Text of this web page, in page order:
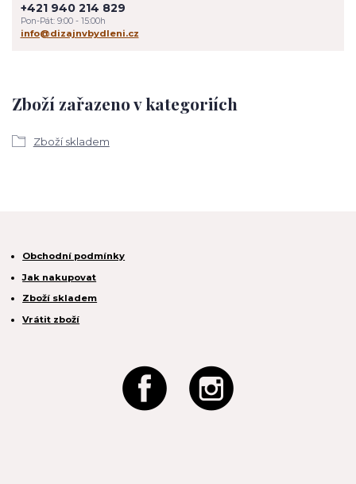
Zboží zařazeno v kategoriích
Zboží skladem
+421 940 214 829
Pon-Pát: 9:00 - 15:00h
info@dizajnvbydleni.cz
Obchodní podmínky
Jak nakupovat
Zboží skladem
Vrátit zboží